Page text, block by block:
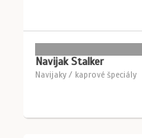
Navijak Stalker
Navijaky / kaprové špeciály